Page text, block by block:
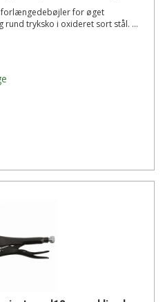
forlængedebøjler for øget
tryksko i oxideret sort stål. ...